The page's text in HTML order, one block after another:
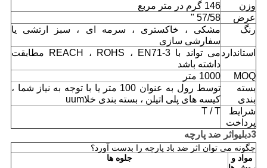
وزن
146 گرم در متر مربع
عرض
57/58 "
رنگ
مشکی ، خاکستری ، سرمه ای ، سبز ارتشی یا
سفارشی سازی
استاندارد
می تواند با REACH ، ROHS ، EN71-3 مطابقت
داشته باشد
MOQ
1000 متر
بسته
بندی
توسط رول به عنوان 100 متر یا با توجه به نیاز شما ،
کیسه های پلی اتیلن ، بسته بندی خلاuum
شرایط
پرداخت
T / T
3دبلیو اثر ضد پارچه
چگونه می توان اثر ضد باد پارچه را بدست آورد؟
مواد و
جلوه ها